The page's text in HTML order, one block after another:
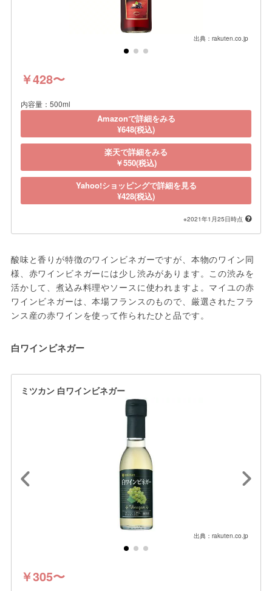
出典：rakuten.co.jp
￥428〜
内容量：500ml
Amazonで詳細をみる
¥648(税込)
楽天で詳細をみる
￥550(税込)
Yahoo!ショッピングで詳細を見る
¥428(税込)
※2021年1月25日時点
酸味と香りが特徴のワインビネガーですが、本物のワイン同
様、赤ワインビネガーには少し渋みがあります。この渋みを
活かして、煮込み料理やソースに使われますよ。マイユの赤
ワインビネガーは、本場フランスのもので、厳選されたフラ
ンス産の赤ワインを使って作られたひと品です。
白ワインビネガー
ミツカン 白ワインビネガー
出典：rakuten.co.jp
￥305〜